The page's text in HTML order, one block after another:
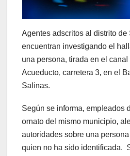
Agentes adscritos al distrito de
encuentran investigando el
una persona, tirada en el
Acueducto, carretera 3, en el
Salinas.
Según se informa, empleados
ornato del mismo municipio,
autoridades sobre una
quien no ha sido identificada.